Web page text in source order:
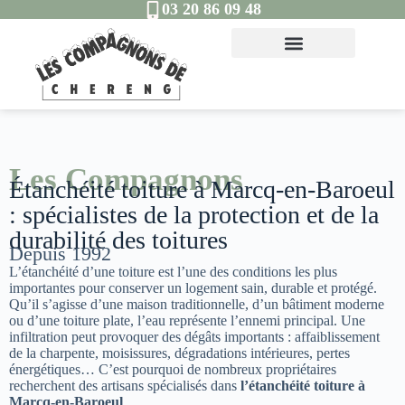
03 20 86 09 48
Les Compagnons
Étanchéité toiture à Marcq-en-Baroeul
: spécialistes de la protection et de la
durabilité des toitures
Depuis 1992
L’étanchéité d’une toiture est l’une des conditions les plus
importantes pour conserver un logement sain, durable et protégé.
Qu’il s’agisse d’une maison traditionnelle, d’un bâtiment moderne
ou d’une toiture plate, l’eau représente l’ennemi principal. Une
infiltration peut provoquer des dégâts importants : affaiblissement
de la charpente, moisissures, dégradations intérieures, pertes
énergétiques… C’est pourquoi de nombreux propriétaires
recherchent des artisans spécialisés dans l’étanchéité toiture à
Marcq-en-Baroeul